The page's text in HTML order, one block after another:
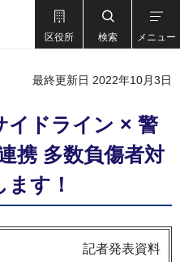
区役所 検索 メニュー
最終更新日 2022年10月3日
イドライン × 警
携 多数負傷者対
す！
記者発表資料